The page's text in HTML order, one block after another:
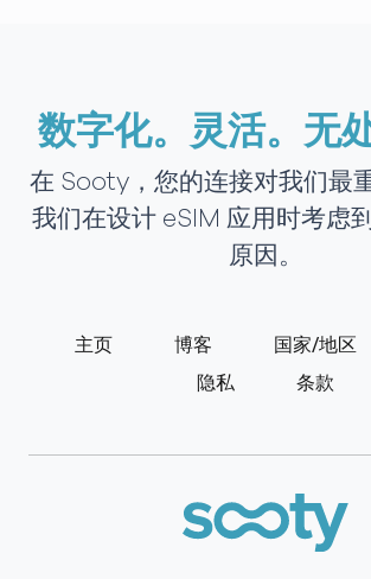
数字化。灵活。无
在 Sooty，您的连接对我们最
我们在设计 eSIM 应用时考虑
原因。
主页 博客 国家/地区
隐私
条款